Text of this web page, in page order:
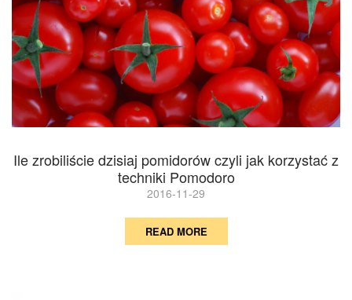
Ile zrobiliście dzisiaj pomidorów czyli jak korzystać z
techniki Pomodoro
2016-11-29
READ MORE